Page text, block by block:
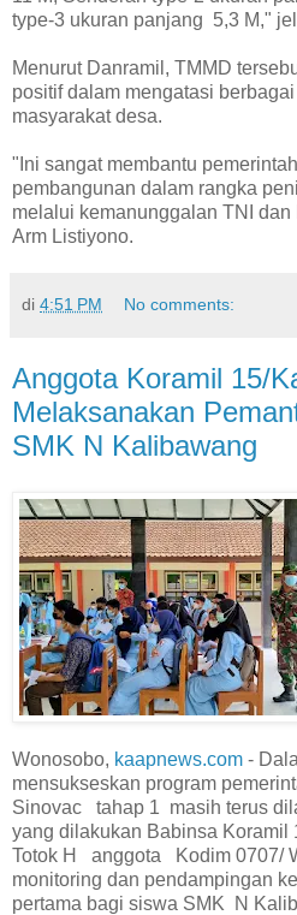
type-3 ukuran panjang 5,3 M,"
Menurut Danramil, TMMD
positif dalam mengatasi
masyarakat desa.
"Ini sangat membantu
pembangunan dalam rangka
melalui kemanunggalan TNI
Arm Listiyono.
di 4:51 PM No comments:
Anggota Koramil 15/
Melaksanakan
SMK N Kalibawang
Wonosobo, kaapnews.com -
mensukseskan program
Sinovac tahap 1 masih terus
yang dilakukan Babinsa
Totok H anggota Kodim 0707/
monitoring dan pendampingan
pertama bagi siswa SMK N